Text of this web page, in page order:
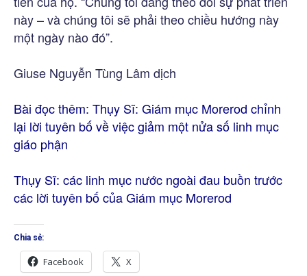
này – và chúng tôi sẽ phải theo chiều hướng này
một ngày nào đó”.
Giuse Nguyễn Tùng Lâm dịch
Bài đọc thêm: Thụy Sĩ: Giám mục Morerod chỉnh
lại lời tuyên bố về việc giảm một nửa số linh mục
giáo phận
Thụy Sĩ: các linh mục nước ngoài đau buồn trước
các lời tuyên bố của Giám mục Morerod
Chia sẻ:
Facebook X